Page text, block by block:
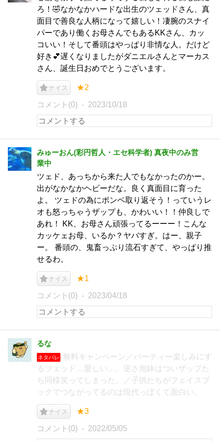
ろ！🤣なかなかハードな出生のツェッドさん、真
面目で善良な人柄になって嬉しい！凄腕のスナイ
パーであり働くお母さんでもあるKKさん、カッ
コいい！そして番頭はやっぱり非情な人。だけど
好き💕遅くなりましたがダニエルさんとマーカス
さん、誕生日おめでとうございます。
ナイス ★2
コメント(0) 2023/10/18
みゅーおん(彩円哲人・エセ科学者) 真夜中のみ営
業中
ツェド、あっちから来た人でもなかったのかー。
出がなかなかヘビーだな。良く真面目に育った
よ。 ツェドの為にボンベ取り返そう！っていうレ
オも怒っちゃうザップも、かわいい！！仲良しで
あれ！ KK、お母さん頑張ってるーーー！こんな
カッケェお母、いるか？ヤバすぎ。はー、親子
ー。 番頭の、鬼畜っぷり流石すぎて、やっぱり推
せるわ。
ナイス ★1
コメント(0) 2023/04/18
るな
ネタバレ
無料キャンペーン／パーティー楽しみにす
るツェッド…愛しい…。逆さ泡鉢はついザップた
ち同様笑ってしまった。／子供たちがフェイスブ
ックでつながってるのは現代っぽくて面白い。
ナイス ★3
コメント(0) 2022/05/05